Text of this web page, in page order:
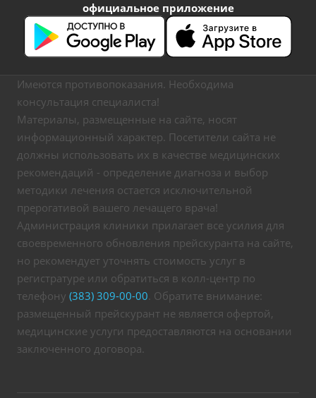
официальное приложение
Имеются противопоказания. Необходима
консультация специалиста!
Материалы, размещенные на сайте, носят
информационный характер. Посетители сайта не
должны использовать их в качестве медицинских
рекомендаций - определение диагноза и выбор
методики лечения остается исключительной
прерогативой вашего лечащего врача!
Администрация клиники прилагает все усилия для
своевременного обновления прейскуранта на сайте,
но рекомендует уточнять стоимость услуг в
регистратуре или обратиться в колл-центр по
телефону (383) 309-00-00. Обратите внимание:
размещенный прейскурант не является офертой,
медицинские услуги предоставляются на основании
заключенного договора.